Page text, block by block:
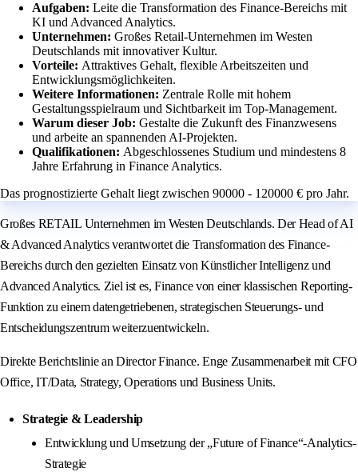
Aufgaben: Leite die Transformation des Finance-Bereichs mit
KI und Advanced Analytics.
Unternehmen: Großes Retail-Unternehmen im Westen
Deutschlands mit innovativer Kultur.
Vorteile: Attraktives Gehalt, flexible Arbeitszeiten und
Entwicklungsmöglichkeiten.
Weitere Informationen: Zentrale Rolle mit hohem
Gestaltungsspielraum und Sichtbarkeit im Top-Management.
Warum dieser Job: Gestalte die Zukunft des Finanzwesens
und arbeite an spannenden AI-Projekten.
Qualifikationen: Abgeschlossenes Studium und mindestens 8
Jahre Erfahrung in Finance Analytics.
Das prognostizierte Gehalt liegt zwischen 90000 - 120000 € pro Jahr.
Großes RETAIL Unternehmen im Westen Deutschlands. Der Head of AI
& Advanced Analytics verantwortet die Transformation des Finance-
Bereichs durch den gezielten Einsatz von Künstlicher Intelligenz und
Advanced Analytics. Ziel ist es, Finance von einer klassischen Reporting-
Funktion zu einem datengetriebenen, strategischen Steuerungs- und
Entscheidungszentrum weiterzuentwickeln.
Direkte Berichtslinie an Director Finance. Enge Zusammenarbeit mit CFO
Office, IT/Data, Strategy, Operations und Business Units.
Strategie & Leadership
Entwicklung und Umsetzung der „Future of Finance“-Analytics-
Strategie